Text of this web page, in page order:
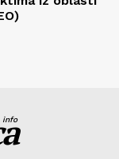
info